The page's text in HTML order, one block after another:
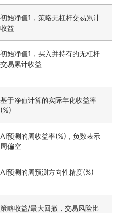
初始净值1，策略无杠杆交易累计
收益
初始净值1，买入并持有的无杠杆
交易累计收益
基于净值计算的实际年化收益率
(%)
AI预测的周收益率(%)，负数表示
周偏空
AI预测的周预测方向性精度(%)
策略收益/最大回撤，交易风险比